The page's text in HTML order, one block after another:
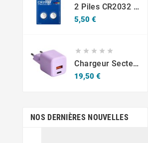
2 Piles CR2032 Varta Bouton Lithium 3V
5,50 €
    
Chargeur Secteur Rapide USB-A 18W QC / USB-C 30W PD Compact GaN
19,50 €
NOS DERNIÈRES NOUVELLES